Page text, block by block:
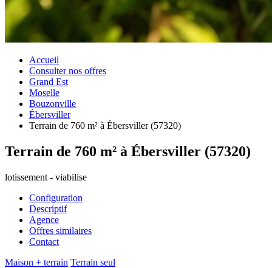
Accueil
Consulter nos offres
Grand Est
Moselle
Bouzonville
Ébersviller
Terrain de 760 m² à Ébersviller (57320)
Terrain de 760 m² à Ébersviller (57320)
lotissement - viabilise
Configuration
Descriptif
Agence
Offres similaires
Contact
Maison + terrain Terrain seul